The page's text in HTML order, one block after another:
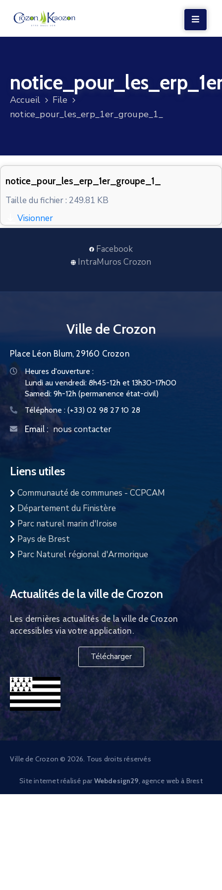
VIE
LOCALE
VIE
ET
DÉMARCHES
CONTACT
Accueil
File
notice_pour_les_erp_1er_groupe_1_
notice_pour_les_erp_1er_groupe_1_
Taille du fichier : 249.81 KB
Visionner
Facebook
IntraMuros Crozon
Ville de Crozon
Place Léon Blum, 29160 Crozon
Heures d'ouverture :
Lundi au vendredi: 8h45-12h et 13h30-17h00
Samedi: 9h-12h (permanence état-civil)
Téléphone : (+33) 02 98 27 10 28
Email : nous contacter
Liens utiles
Communauté de communes - CCPCAM
Département du Finistère
Parc naturel marin d'Iroise
Pays de Brest
Parc Naturel régional d'Armorique
Actualités de la ville de Crozon
Les dernières actualités de la ville de Crozon
accessibles via votre application.
Télécharger
Ville de Crozon © 2026. Tous droits réservés
Site internet réalisé par Webdesign29 , agence web à Brest